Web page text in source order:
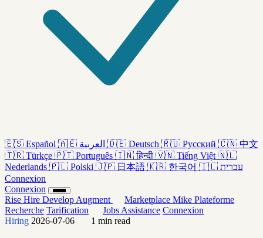
🇪🇸 Español 🇦🇪 العربية 🇩🇪 Deutsch 🇷🇺 Русский 🇨🇳 中文
🇹🇷 Türkçe 🇵🇹 Português 🇮🇳 हिन्दी 🇻🇳 Tiếng Việt 🇳🇱
Nederlands 🇵🇱 Polski 🇯🇵 日本語 🇰🇷 한국어 🇮🇱 עברית
Connexion
Connexion
Rise Hire Develop Augment Marketplace Mike Plateforme
Recherche Tarification Jobs Assistance Connexion
Hiring 2026-07-06 1 min read